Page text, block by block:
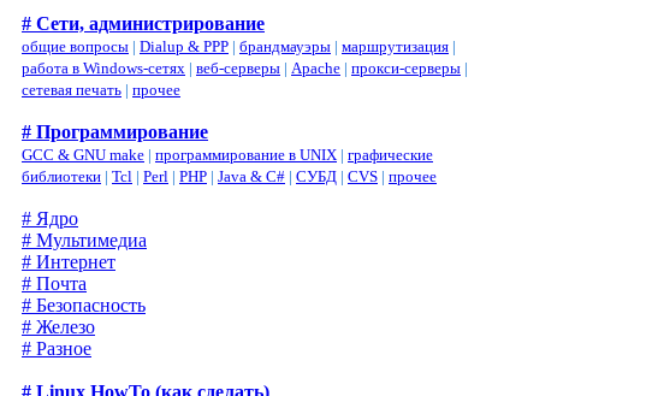
# Сети, администрирование
общие вопросы | Dialup & PPP | брандмауэры | маршрутизация |
работа в Windows-сетях | веб-серверы | Apache | прокси-серверы |
сетевая печать | прочее
# Программирование
GCC & GNU make | программирование в UNIX | графические
библиотеки | Tcl | Perl | PHP | Java & C# | СУБД | CVS | прочее
# Ядро
# Мультимедиа
# Интернет
# Почта
# Безопасность
# Железо
# Разное
# Linux HowTo (как сделать)